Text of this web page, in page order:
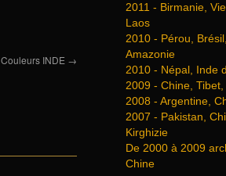
Couleurs INDE →
2011 - Birmanie,
Laos
2010 - Pérou, Brésil,
Amazonie
2010 - Népal, Inde
2009 - Chine,
2008 - Argentine,
2007 - Pakistan,
Kirghizie
De 2000 à 2009
Chine